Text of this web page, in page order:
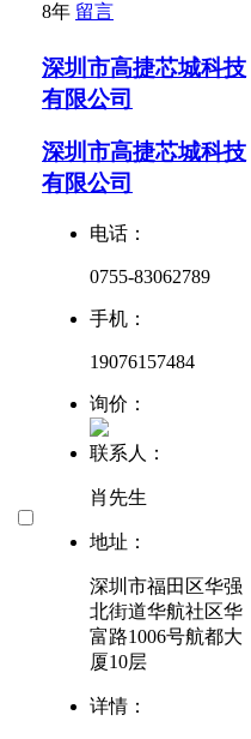
8年 留言
深圳市高捷芯城科技
有限公司
深圳市高捷芯城科技
有限公司
电话：
0755-83062789
手机：
19076157484
询价：
联系人：
肖先生
地址：
深圳市福田区华强
北街道华航社区华
富路1006号航都大
厦10层
详情：